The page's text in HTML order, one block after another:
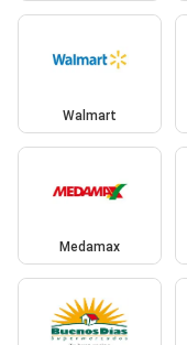
Walmart
Medamax